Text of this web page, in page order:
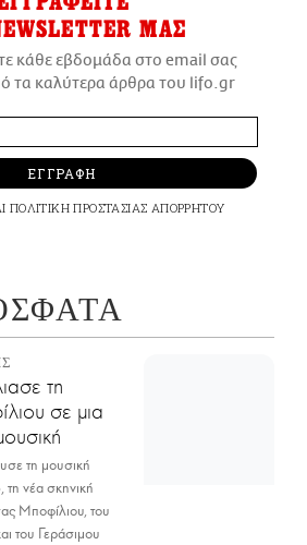
ΜΑΣ
κάθε εβδομάδα στο email σας
τα καλύτερα άρθρα του lifo.gr
ΕΓΓΡΑΦΗ
ΠΟΛΙΤΙΚΗ ΠΡΟΣΤΑΣΙΑΣ ΑΠΟΡΡΗΤΟΥ
τη
σε μια
τη μουσική
νέα σκηνική
Μποφίλιου, του
του Γεράσιμου